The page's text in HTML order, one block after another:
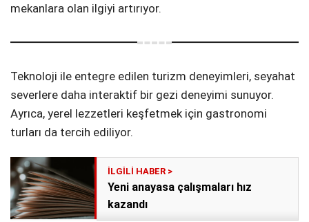
mekanlara olan ilgiyi artırıyor.
Teknoloji ile entegre edilen turizm deneyimleri, seyahat
severlere daha interaktif bir gezi deneyimi sunuyor.
Ayrıca, yerel lezzetleri keşfetmek için gastronomi
turları da tercih ediliyor.
Yeni anayasa çalışmaları hız
kazandı